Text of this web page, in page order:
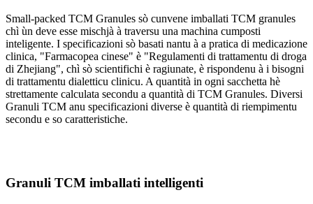
Small-packed TCM Granules sò cunvene imballati TCM granules
chì ùn deve esse mischjà à traversu una machina cumposti
inteligente. I specificazioni sò basati nantu à a pratica di medicazione
clinica, "Farmacopea cinese" è "Regulamenti di trattamentu di droga
di Zhejiang", chì sò scientifichi è ragiunate, è rispondenu à i bisogni
di trattamentu dialetticu clinicu. A quantità in ogni sacchetta hè
strettamente calculata secondu a quantità di TCM Granules. Diversi
Granuli TCM anu specificazioni diverse è quantità di riempimentu
secondu e so caratteristiche.
Granuli TCM imballati intelligenti